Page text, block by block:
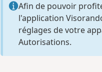
Afin de pouvoir
l'application
réglages de votre
Autorisations.